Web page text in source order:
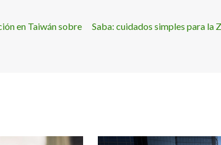
en Taiwán sobre
Saba: cuidados simples para la